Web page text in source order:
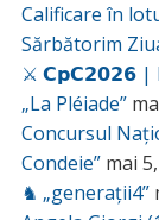
Calificare în
Sărbătorim
⚔️ 𝗖𝗽𝗖𝟮𝟬𝟮𝟲 |
„La Pléiade”
Concursul
Condeie” mai
♞ „generații4”